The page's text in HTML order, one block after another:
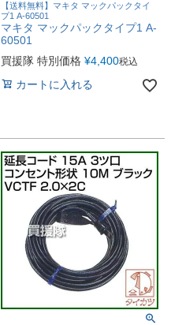
【送料無料】マキタ マックパックタイ
プ1 A-60501
マキタ マックパックタイプ1 A-
60501
買援隊 特別価格 ¥4,400税込
カートに入れる